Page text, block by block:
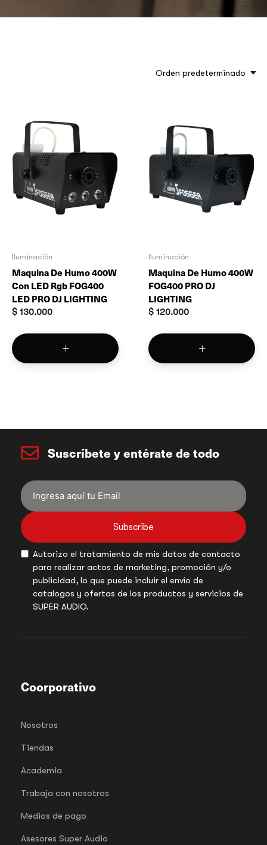
Orden predeterminado
Iluminación
Maquina De Humo 400W
Con LED Rgb FOG400
LED PRO DJ LIGHTING
$ 130.000
Iluminación
Maquina De Humo 400W
FOG400 PRO DJ
LIGHTING
$ 120.000
Suscríbete y entérate de todo
Subscribe
Autorizo el tratamiento de mis datos de contacto
para realizar actos de marketing, promoción y/o
publicidad, lo que puede incluir el envío de
catalogos y ofertas de los productos y servicios de
SUPER AUDIO.
Coorporativo
Nosotros
Tiendas
Academia
Trabaja con nosotros
Medios de pago
Asesores Super Audio